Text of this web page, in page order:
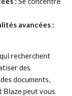
avancées :
recherchent
des
documents,
Blaze peut vous